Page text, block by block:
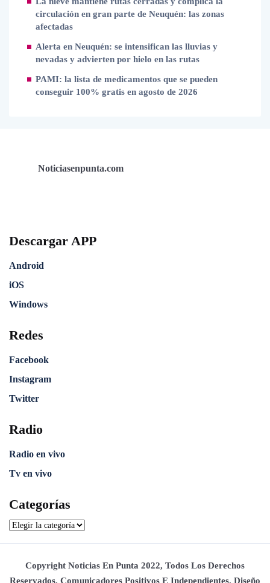
circulación en gran parte de Neuquén: las zonas
afectadas
Alerta en Neuquén: se intensifican las lluvias y
nevadas y advierten por hielo en las rutas
PAMI: la lista de medicamentos que se pueden
conseguir 100% gratis en agosto de 2026
Noticiasenpunta.com
Descargar APP
Android
iOS
Windows
Redes
Facebook
Instagram
Twitter
Radio
Radio en vivo
Tv en vivo
Categorías
Copyright Noticias En Punta 2022, Todos Los Derechos
Reservados. Comunicadores Positivos E Independientes. Diseño